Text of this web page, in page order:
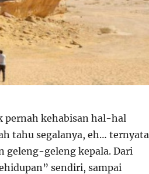
pernah kehabisan hal-hal
tahu segalanya, eh… ternyata
geleng-geleng kepala. Dari
sendiri, sampai